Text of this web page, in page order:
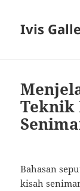
Ivis
Teknik
Bahasan
kisah